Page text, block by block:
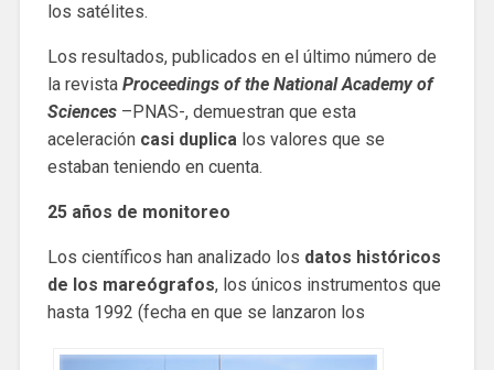
los satélites.
Los resultados, publicados en el último número de
la revista Proceedings of the National Academy of
Sciences–PNAS-, demuestran que esta
aceleración casi duplicalos valores que se
estaban teniendo en cuenta.
25 años de monitoreo
Los científicos han analizado los datos históricos
de los mareógrafos, los únicos instrumentos que
hasta 1992 (fecha en que se lanzaron los